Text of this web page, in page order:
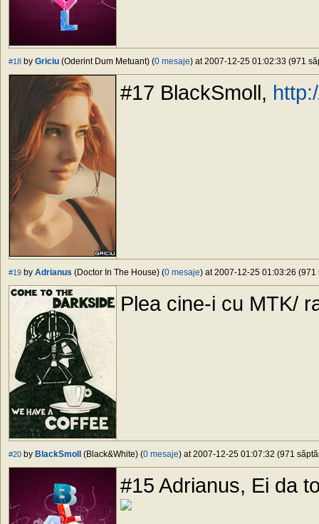
#18 by Griciu (Oderint Dum Metuant) (0 mesaje) at 2007-12-25 01:02:33 (971
#17 BlackSmoll,
#19 by Adrianus (Doctor In The House) (0 mesaje) at 2007-12-25 01:03:26 (971
Plea cine-i cu MTK/
#20 by BlackSmoll (Black&White) (0 mesaje) at 2007-12-25 01:07:32 (971
#15 Adrianus, Ei da